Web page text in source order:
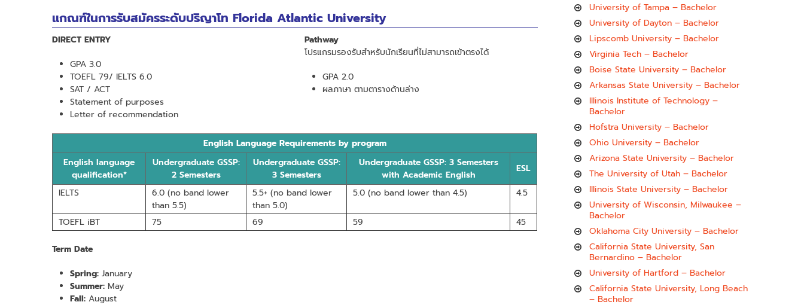
เเกณฑ์ในการรับสมัครระดับปริญาโท Florida Atlantic University
DIRECT ENTRY
GPA 3.0
TOEFL 79/ IELTS 6.0
SAT / ACT
Statement of purposes
Letter of recommendation
Pathway
โปรแกรมรองรับสำหรับนักเรียนที่ไม่สามารถเข้าตรงได้
GPA 2.0
ผลภาษา ตามตารางด้านล่าง
English Language Requirements by program
English language
qualification*
Undergraduate GSSP:
2 Semesters
Undergraduate GSSP:
3 Semesters
Undergraduate GSSP: 3 Semesters
with Academic English
ESL
IELTS
6.0 (no band lower
than 5.5)
5.5+ (no band lower
than 5.0)
5.0 (no band lower than 4.5) 4.5
TOEFL iBT 75 69 59 45
Term Date
Spring: January
Summer: May
Fall: August
University of Tampa – Bachelor
University of Dayton – Bachelor
Lipscomb University – Bachelor
Virginia Tech – Bachelor
Boise State University – Bachelor
Arkansas State University – Bachelor
Illinois Institute of Technology –
Bachelor
Hofstra University – Bachelor
Ohio University – Bachelor
Arizona State University – Bachelor
The University of Utah – Bachelor
Illinois State University – Bachelor
University of Wisconsin, Milwaukee –
Bachelor
Oklahoma City University – Bachelor
California State University, San
Bernardino – Bachelor
University of Hartford – Bachelor
California State University, Long Beach
– Bachelor